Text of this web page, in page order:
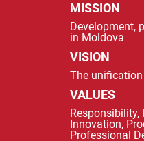
MISSION
Development,
in Moldova
VISION
The
VALUES
Responsibility,
Innovation,
Professional